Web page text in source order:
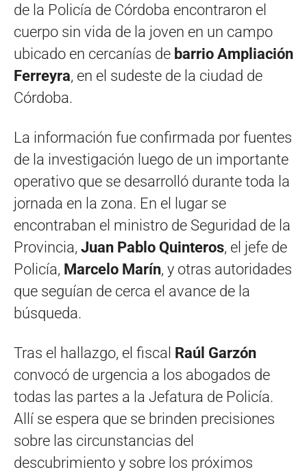
de la Policía de Córdoba encontraron el
cuerpo sin vida de la joven en un campo
ubicado en cercanías de barrio Ampliación
Ferreyra, en el sudeste de la ciudad de
Córdoba.
La información fue confirmada por fuentes
de la investigación luego de un importante
operativo que se desarrolló durante toda la
jornada en la zona. En el lugar se
encontraban el ministro de Seguridad de la
Provincia, Juan Pablo Quinteros, el jefe de
Policía, Marcelo Marín, y otras autoridades
que seguían de cerca el avance de la
búsqueda.
Tras el hallazgo, el fiscal Raúl Garzón
convocó de urgencia a los abogados de
todas las partes a la Jefatura de Policía.
Allí se espera que se brinden precisiones
sobre las circunstancias del
descubrimiento y sobre los próximos